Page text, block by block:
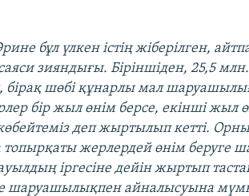
бұл үлкен істің жіберілген,
зияндығы. Біріншіден, 25,5 млн.
шөбі құнарлы мал
бір жыл өнім берсе, екінші жыл
деп жыртылып кетті.
топырқаты жерлердей өнім беруге
іргесіне дейін жыртып
айналысуына